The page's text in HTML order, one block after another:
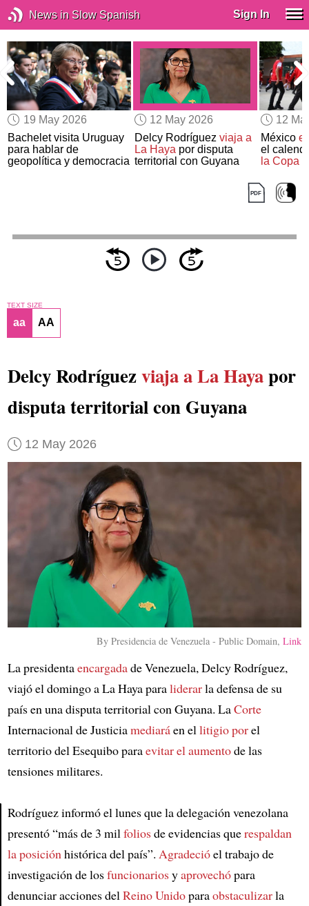
News in Slow Spanish Sign In
19 May 2026
Bachelet visita Uruguay
para hablar de
geopolítica y democracia
12 May 2026
Delcy Rodríguez viaja a
La Hayapor disputa
territorial con Guyana
12
México
el
la Copa
TEXT SIZE
aa AA
Delcy Rodríguezviaja a La Hayapor
disputa territorial con Guyana
12 May 2026
By Presidencia de Venezuela - Public Domain,Link
La presidentaencargadade Venezuela, Delcy Rodríguez,
viajó el domingo a La Haya paraliderarla defensa de su
país en una disputa territorial con Guyana. LaCorte
Internacional de Justiciamediaráen el litigio porel
territorio del Esequibo paraevitar el aumentode las
tensiones militares.
Rodríguez informó el lunes que la delegación venezolana
presentó “más de 3 mil foliosde evidencias querespaldan
la posición histórica del país”. Agradecióel trabajo de
investigación de losfuncionariosyaprovechópara
denunciar acciones del Reino Unidoparaobstaculizarla